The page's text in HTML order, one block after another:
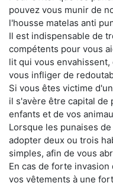
pouvez vous munir de
l'housse matelas anti
Il est indispensable de
compétents pour vous
lit qui vous
vous infliger de
Si vous êtes victime
il s'avère être capital de
enfants et de vos
Lorsque les punaises
adopter deux ou trois
simples, afin de vous
En cas de forte
vos vêtements à une